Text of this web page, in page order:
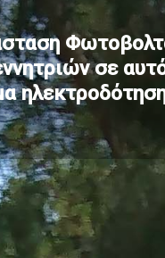
σε